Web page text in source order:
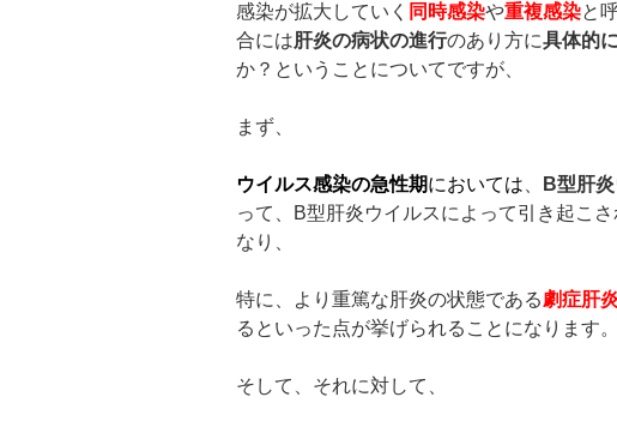
感染が拡大していく 同時感染や重複感染と
合には肝炎の病状の進行のあり方に具体的
か？ということについてですが、
まず、
ウイルス感染の急性期においては B型肝
って、B型肝炎ウイルスによって引き起こさ
なり、
特に、より重篤な肝炎の状態である劇症肝
るといった点が挙げられることになります。
そして、それに対して、